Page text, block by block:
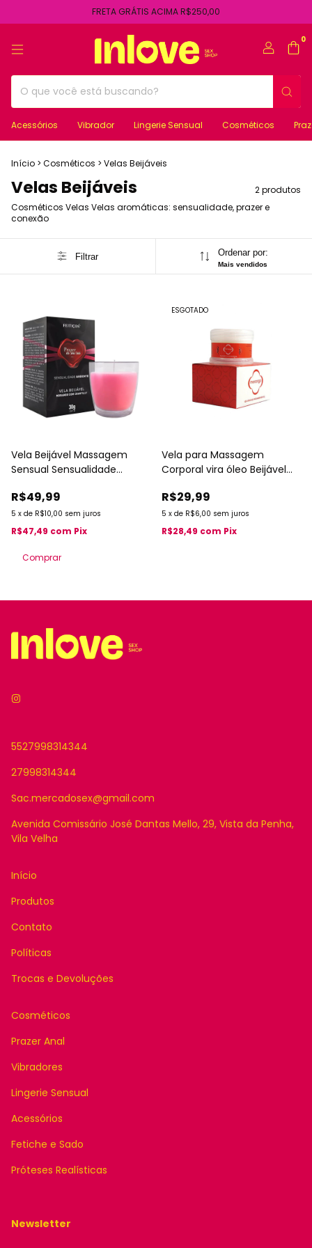
FRETA GRÁTIS ACIMA R$250,00
0
Acessórios Vibrador Lingerie Sensual Cosméticos
Início > Cosméticos > Velas Beijáveis
Velas Beijáveis
2 produtos
Cosméticos Velas Velas aromáticas: sensualidade, prazer e
conexão
Filtrar Ordenar por:
Mais vendidos
Vela Beijável Massagem
Sensual Sensualidade
Chantilly Feitiços 30g
R$49,99
5 x de R$10,00 sem juros
R$47,49 com Pix
ESGOTADO
Vela para Massagem
Corporal vira óleo Beijável
R$29,99
5 x de R$6,00 sem juros
R$28,49 com Pix
5527998314344
27998314344
Sac.mercadosex@gmail.com
Avenida Comissário José Dantas Mello, 29, Vista da Penha,
Vila Velha
Início
Produtos
Contato
Políticas
Trocas e Devoluções
Cosméticos
Prazer Anal
Vibradores
Lingerie Sensual
Acessórios
Fetiche e Sado
Próteses Realísticas
Newsletter